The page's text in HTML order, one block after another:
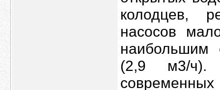
колодцев,
насосов
наибольшим
(2,9 м3/ч).